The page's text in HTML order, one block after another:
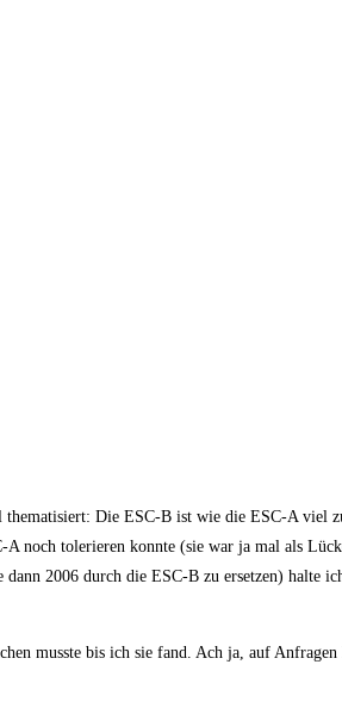
Die ESC-B ist wie die ESC-A viel
noch tolerieren konnte (sie war ja mal als
2006 durch die ESC-B zu ersetzen) halte
musste bis ich sie fand. Ach ja, auf Anfragen